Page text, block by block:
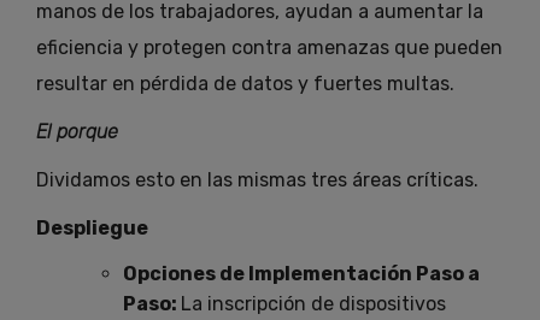
manos de los trabajadores, ayudan a aumentar la
eficiencia y protegen contra amenazas que pueden
resultar en pérdida de datos y fuertes multas.
El porque
Dividamos esto en las mismas tres áreas críticas.
Despliegue
Opciones de Implementación Paso a
Paso: La inscripción de dispositivos